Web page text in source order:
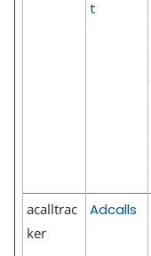
t
acalltrac
ker
Adcalls